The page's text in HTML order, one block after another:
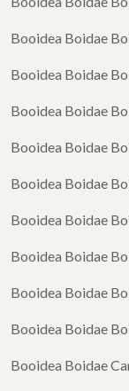
Booidea Boidae
Booidea Boidae
Booidea Boidae
Booidea Boidae
Booidea Boidae
Booidea Boidae
Booidea Boidae
Booidea Boidae
Booidea Boidae
Booidea Boidae